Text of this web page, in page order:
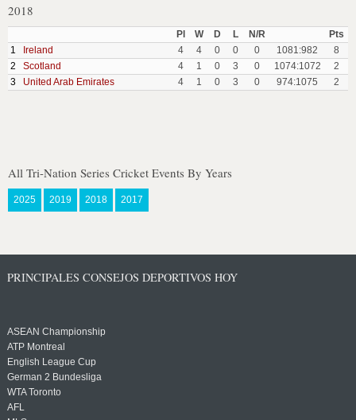
2018
Pl W D L N/R
Pts
1
Ireland 4 4 0 0 0 1081:982
8
2
Scotland 4 1 0 3 0 1074:1072
2
3
United Arab Emirates 4 1 0 3 0 974:1075 2
All Tri-Nation Series Cricket Events By Years
2025 2019 2018 2017
PRINCIPALES CONSEJOS DEPORTIVOS HOY
ASEAN Championship
ATP Montreal
English League Cup
German 2 Bundesliga
WTA Toronto
AFL